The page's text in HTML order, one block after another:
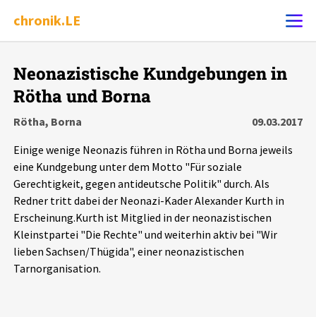
chronik.LE
Ereignis melden
Chronik
Dossiers
Leipziger Zustände
Schlaglichter
Neonazistische Kundgebungen in
Rötha und Borna
Rötha, Borna
09.03.2017
Einige wenige Neonazis führen in Rötha und Borna jeweils
eine Kundgebung unter dem Motto "Für soziale
Gerechtigkeit, gegen antideutsche Politik" durch. Als
Redner tritt dabei der Neonazi-Kader Alexander Kurth in
Erscheinung.Kurth ist Mitglied in der neonazistischen
Kleinstpartei "Die Rechte" und weiterhin aktiv bei "Wir
lieben Sachsen/Thügida", einer neonazistischen
Tarnorganisation.
Alle Ereignisse
7502Ereignisse
Ereignisse
Exportieren ? Filter Erklärungen